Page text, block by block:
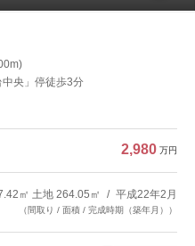
央」停徒歩3分
2,980 万円
㎡ 土地 264.05㎡ 平成22年2月
（間取り / 面積 / 完成時期（築年月））